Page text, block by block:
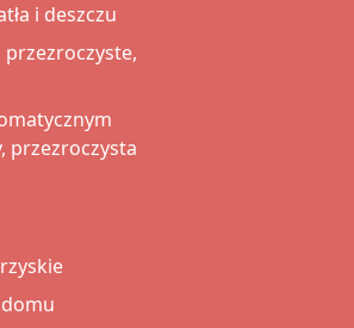
i deszczu
przezroczysta